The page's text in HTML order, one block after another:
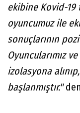
ekibine Kovid-19
oyuncumuz ile
sonuçlarının
Oyuncularımız
izolasyona
başlanmıştır."